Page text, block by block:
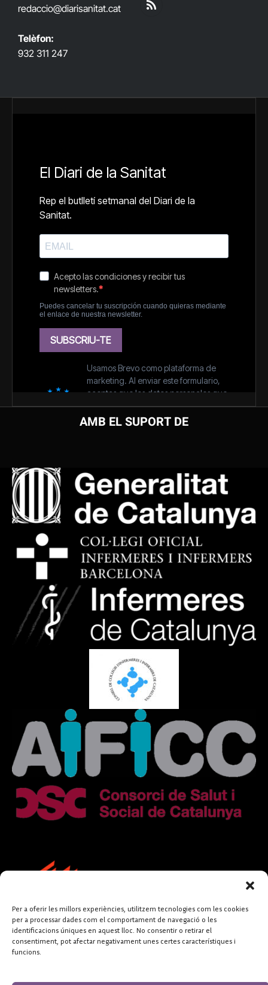
Per a oferir les millors experiències, utilitzem tecnologies com les cookies
per a processar dades com el comportament de navegació o les
identificacions úniques en aquest lloc. No consentir o retirar el
consentiment, pot afectar negativament unes certes característiques i
funcions.
redaccio@diarisanitat.cat
Telèfon:
932 311 247
RSS
AMB EL SUPORT DE
FUNDACIÓ